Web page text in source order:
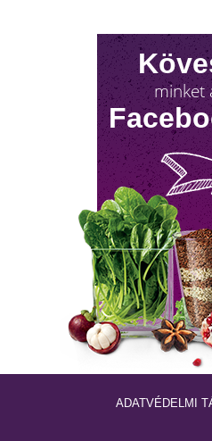
A
hallani!
minket
ADATVÉDELMI